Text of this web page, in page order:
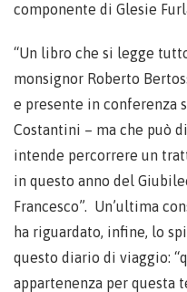
componente di Glesie
“Un libro che si legge
monsignor Roberto
e presente in conferenza
Costantini – ma che può
intende percorrere un
in questo anno del
Francesco”. Un’ultima
ha riguardato, infine, lo
questo diario di viaggio:
appartenenza per questa